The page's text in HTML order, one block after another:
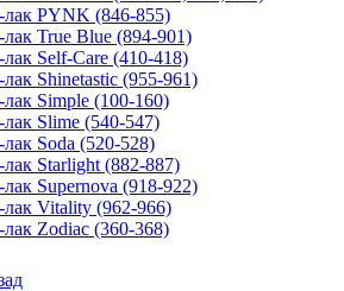
лак PYNK (846-855)
лак True Blue (894-901)
лак Self-Care (410-418)
лак Shinetastic (955-961)
лак Simple (100-160)
лак Slime (540-547)
лак Soda (520-528)
лак Starlight (882-887)
лак Supernova (918-922)
лак Vitality (962-966)
лак Zodiac (360-368)